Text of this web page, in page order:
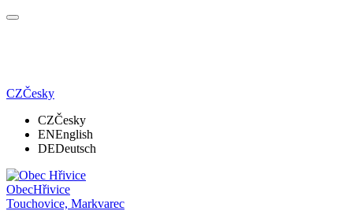
CZČesky
CZČesky
ENEnglish
DEDeutsch
ObecHřivice
Touchovice, Markvarec